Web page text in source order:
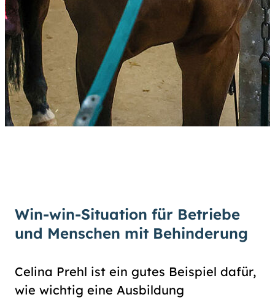
Win-win-Situation für Betriebe
und Menschen mit Behinderung
Celina Prehl ist ein gutes Beispiel dafür,
wie wichtig eine Ausbildung